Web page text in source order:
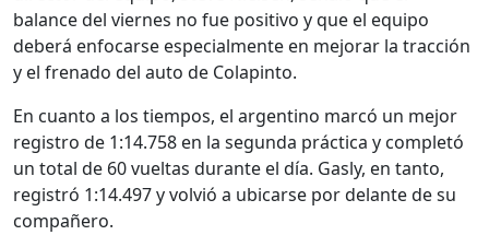
balance del viernes no fue positivo y que el equipo
deberá enfocarse especialmente en mejorar la tracción
y el frenado del auto de Colapinto.
En cuanto a los tiempos, el argentino marcó un mejor
registro de 1:14.758 en la segunda práctica y completó
un total de 60 vueltas durante el día. Gasly, en tanto,
registró 1:14.497 y volvió a ubicarse por delante de su
compañero.